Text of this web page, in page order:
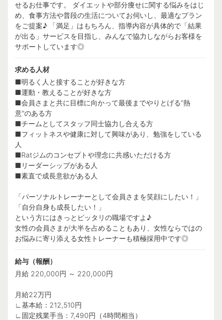
せるお仕事です。 ダイエットや部分痩せに関する悩みをはじ
め、食事方法や普段の生活についてお伺いし、最適なプラン
をご提案♪ 「満足」はもちろん、指導内容が具体的で「結果
が出る」サービスを目指し、みんなで協力しながらお客様を
サポートしています◎
求める人材
■明るく人と接することが好きな方
■運動・教えることが好きな方
■会員さまと共に目標に向かって最後までやりとげる"熱
意"のある方
■チームとしてスタッフ同士協力し合える方
■フィットネスや健康に対して興味があり、勉強をしている
人
■Ratジムのコンセプトや理念に共感いただける方
■リーダーシップがある人
■素直で成長意欲がある人
「パーソナルトレーナーとして会員さまを笑顔にしたい！」
「自分自身も成長したい！」
という方にはきっとピッタリの職場ですよ♪
女性の会員さまが大半を占めることもあり、女性ならではの
お悩みに寄り添える女性トレーナーも積極採用中です◎
給与（報酬）
月給 220,000円 ～ 220,000円
月給22万円
∟基本給：212,510円
∟固定残業手当：7,490円（4時間相当）